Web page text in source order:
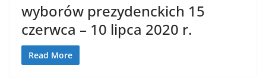
wyborów prezydenckich 15
czerwca – 10 lipca 2020 r.
Read More